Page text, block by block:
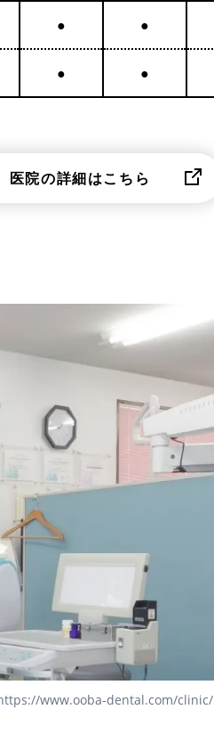
● ●
● ●
医院の詳細はこちら
www.ooba-dental.com/clinic/